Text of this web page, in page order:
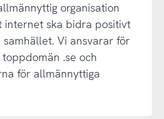
organisation
internet ska bidra positivt
Vi ansvarar för
.se och
för allmännyttiga